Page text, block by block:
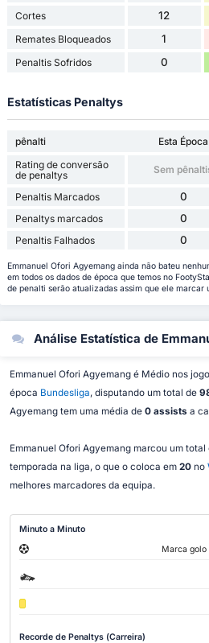
Cortes 12
Remates Bloqueados 1
Penaltis Sofridos 0
Estatísticas Penaltys
pênalti Esta Época
Rating de conversão
de penaltys
Sem
Penaltis Marcados 0
Penaltys marcados 0
Penaltis Falhados 0
Emmanuel Ofori Agyemang ainda não bateu
em todos os dados de época que temos no
de penalti serão atualizadas assim que ele
Análise Estatística de
Emmanuel Ofori Agyemang é Médio nos
época Bundesliga, disputando um total de
Agyemang tem uma média de 0 assists a
Emmanuel Ofori Agyemang marcou um total
temporada na liga, o que o coloca em 20 no
melhores marcadores da equipa.
Minuto a Minuto
Marca golo
Recorde de Penaltys (Carreira)